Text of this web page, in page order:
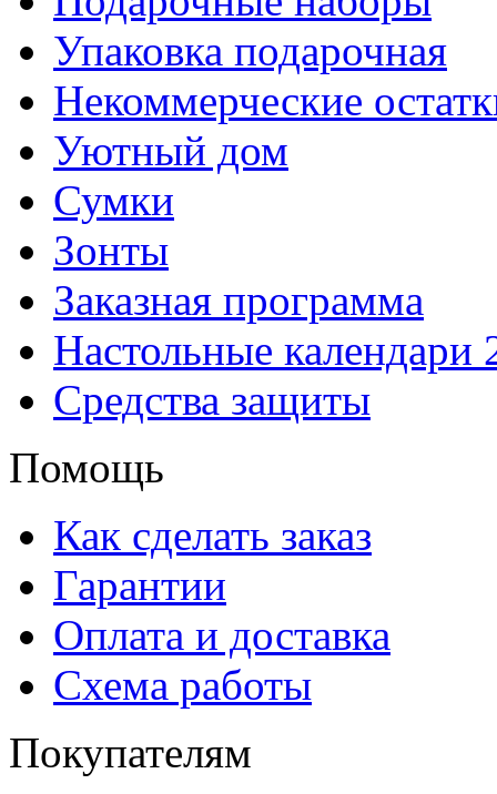
Упаковка подарочная
Некоммерческие
Уютный дом
Сумки
Зонты
Заказная программа
Настольные календари
Средства защиты
Помощь
Как сделать заказ
Гарантии
Оплата и доставка
Схема работы
Покупателям